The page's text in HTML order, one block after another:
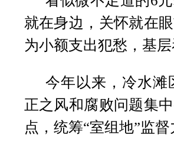
就在身边，关怀就在
为小额支出犯愁，基
今年以来，冷水滩
正之风和腐败问题集
点，统筹“室组地”监